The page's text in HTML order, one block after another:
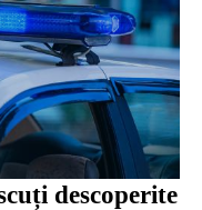
descoperite